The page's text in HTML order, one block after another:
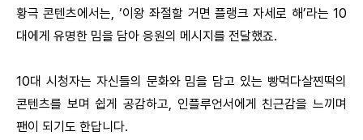
황극 콘텐츠에서는, ‘이왕 좌절할 거면 플랭크 자세로 해’라는 10
대에게 유명한 밈을 담아 응원의 메시지를 전달했죠.
10대 시청자는 자신들의 문화와 밈을 담고 있는 빵먹다살찐떡의
콘텐츠를 보며 쉽게 공감하고, 인플루언서에게 친근감을 느끼며
팬이 되기도 한답니다.